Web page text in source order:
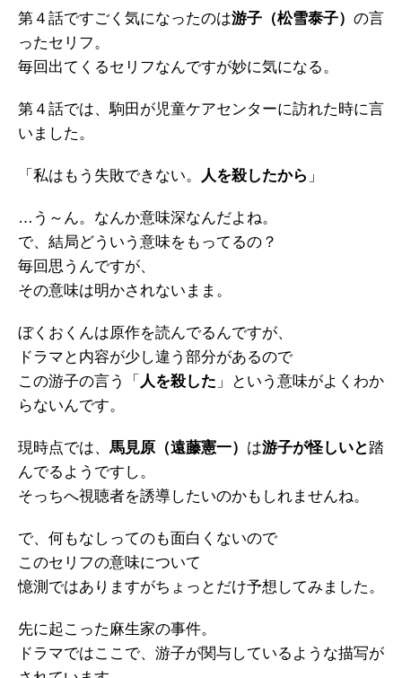
第４話ですごく気になったのは游子（松雪泰子） の言
ったセリフ。
毎回出てくるセリフなんですが妙に気になる。
第４話では、駒田が児童ケアセンターに訪れた時に言
いました。
「私はもう失敗できない。 人を殺したから 」
…う～ん。なんか意味深なんだよね。
で、結局どういう意味をもってるの？
毎回思うんですが、
その意味は明かされないまま。
ぼくおくんは原作を読んでるんですが、
ドラマと内容が少し違う部分があるので
この游子の言う「 人を殺した 」という意味がよくわか
らないんです。
現時点では、 馬見原（遠藤憲一） は游子が怪しいと踏
んでるようですし。
そっちへ視聴者を誘導したいのかもしれませんね。
で、何もなしってのも面白くないので
このセリフの意味について
憶測ではありますがちょっとだけ予想してみました。
先に起こった麻生家の事件。
ドラマではここで、游子が関与しているような描写が